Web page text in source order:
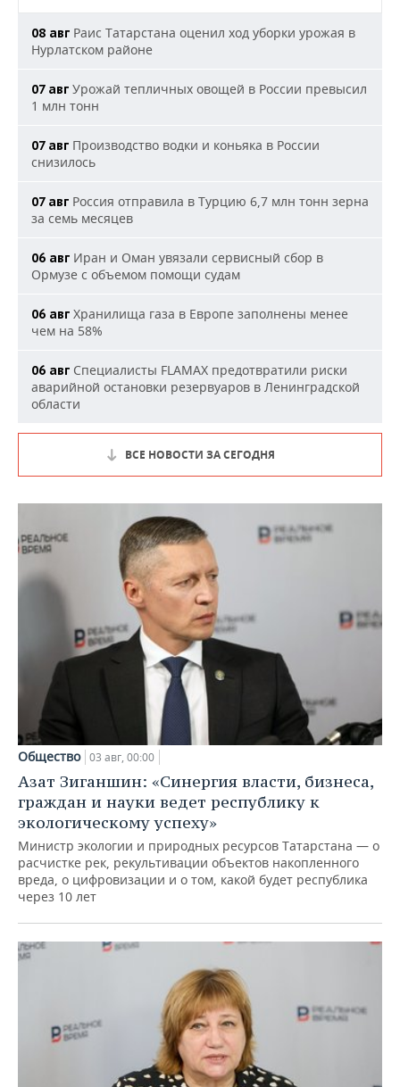
08 авг Раис Татарстана оценил ход уборки урожая в
Нурлатском районе
07 авг Урожай тепличных овощей в России превысил
1 млн тонн
07 авг Производство водки и коньяка в России
снизилось
07 авг Россия отправила в Турцию 6,7 млн тонн зерна
за семь месяцев
06 авг Иран и Оман увязали сервисный сбор в
Ормузе с объемом помощи судам
06 авг Хранилища газа в Европе заполнены менее
чем на 58%
06 авг Специалисты FLAMAX предотвратили риски
аварийной остановки резервуаров в Ленинградской
области
ВСЕ НОВОСТИ ЗА СЕГОДНЯ
Общество 03 авг, 00:00
Азат Зиганшин: «Синергия власти, бизнеса,
граждан и науки ведет республику к
экологическому успеху»
Министр экологии и природных ресурсов Татарстана — о
расчистке рек, рекультивации объектов накопленного
вреда, о цифровизации и о том, какой будет республика
через 10 лет